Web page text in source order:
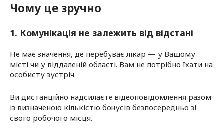
Чому це зручно
1. Комунікація не залежить від відстані
Не має значення, де перебуває лікар — у Вашому
місті чи у віддаленій області. Вам не потрібно їхати на
особисту зустріч.
Ви дистанційно надсилаєте відеоповідомлення разом
із визначеною кількістю бонусів безпосередньо зі
свого робочого місця.